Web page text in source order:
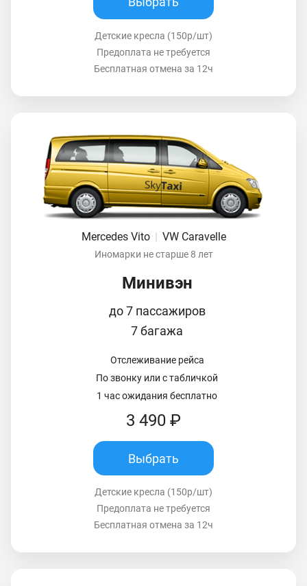
Детские кресла (150р/шт)
Предоплата не требуется
Бесплатная отмена за 12ч
Mercedes Vito VW Caravelle
Иномарки не старше 8 лет
Минивэн
до 7 пассажиров
7 багажа
Отслеживание рейса
По звонку или с табличкой
1 час ожидания бесплатно
3 490 ₽
Выбрать
Детские кресла (150р/шт)
Предоплата не требуется
Бесплатная отмена за 12ч